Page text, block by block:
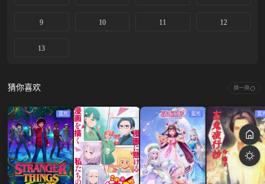
9 10 11 12
13
猜你喜欢 换一换
蓝光 蓝光 蓝